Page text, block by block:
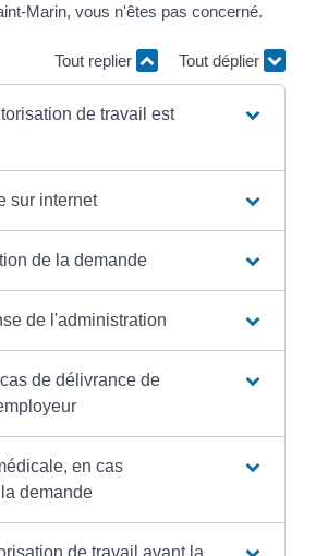
Marin, vous n'êtes pas concerné.
Tout replier Tout déplier
de travail est
sur internet
de la demande
de l'administration
de délivrance de
en cas
demande
de travail avant la